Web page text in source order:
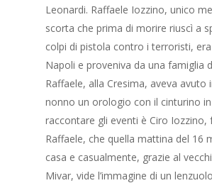
Leonardi. Raffaele Iozzino, unico
scorta che prima di morire riuscì a
colpi di pistola contro i terroristi,
Napoli e proveniva da una famiglia
Raffaele, alla Cresima, aveva avuto
nonno un orologio con il cinturino
raccontare gli eventi è Ciro Iozzino,
Raffaele, che quella mattina del 16
casa e casualmente, grazie al
Mivar, vide l’immagine di un